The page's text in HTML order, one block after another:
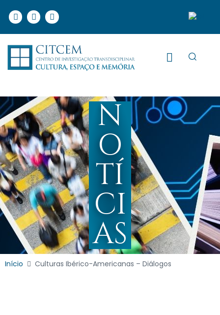
N
O
TÍ
CI
AS
Início Culturas Ibérico-Americanas – Diálogos